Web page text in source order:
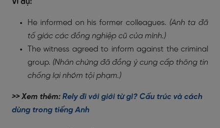
Ví dụ:
He informed on his former colleagues. (Anh ta đã
tố giác các đồng nghiệp cũ của mình.)
The witness agreed to inform against the criminal
group. (Nhân chứng đã đồng ý cung cấp thông tin
chống lại nhóm tội phạm.)
>> Xem thêm: Rely đi với giới từ gì? Cấu trúc và cách
dùng trong tiếng Anh